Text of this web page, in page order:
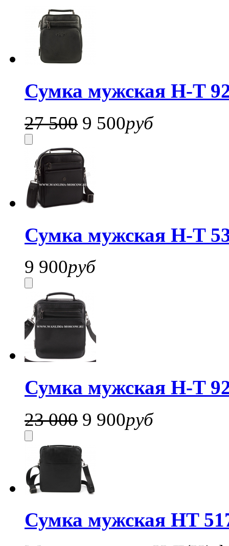
Сумка мужская H-T
27 500 9 500руб
Сумка мужская H-T
9 900руб
Сумка мужская H-T
23 000 9 900руб
Сумка мужская HT